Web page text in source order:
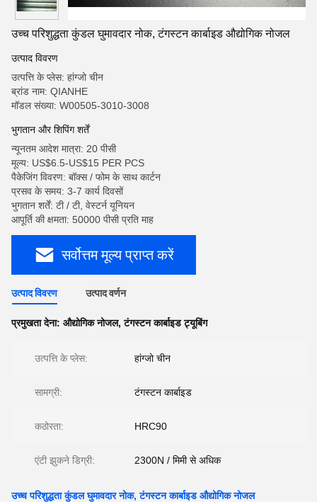
उच्च परिशुद्धता कुंडल घुमावदार नोक, टंगस्टन कार्बाइड औद्योगिक नोजल
उत्पाद विवरण
उत्पत्ति के प्लेस: हांग्जो चीन
ब्रांड नाम: QIANHE
मॉडल संख्या: W00505-3010-3008
भुगतान और शिपिंग शर्तें
न्यूनतम आदेश मात्रा: 20 पीसी
मूल्य: US$6.5-US$15 PER PCS
पैकेजिंग विवरण: बॉक्स / फोम के साथ कार्टन
प्रसव के समय: 3-7 कार्य दिवसों
भुगतान शर्तें: टी / टी, वेस्टर्न यूनियन
आपूर्ति की क्षमता: 50000 पीसी प्रति माह
सर्वोत्तम मूल्य प्राप्त करें
उत्पाद विवरण उत्पाद वर्णन
प्रमुखता देना: औद्योगिक नोजल,टंगस्टन कार्बाइड ट्यूबिंग
उत्पत्ति के प्लेस: हांग्जो चीन
सामग्री: टंगस्टन कार्बाइड
कठोरता: HRC90
एंटी झुकने डिग्री: 2300N / मिमी से अधिक
उच्च परिशुद्धता कुंडल घुमावदार नोक, टंगस्टन कार्बाइड औद्योगिक नोजल